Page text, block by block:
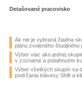
Detašované pracovisko
Ak nie je vybraná žiadna
plánu zvoleného študijného
Výber viac ako jednej
v zozname a potiahnutím
Výber všetkých skupín sa
podržania klávesy Shift a